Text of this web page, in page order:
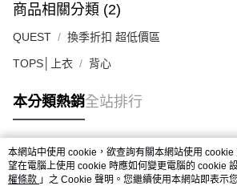
商品相關分類 (2)
QUEST 換季折扣 超低價區
TOPS│上衣 背心
本分類熱銷全站排行
熱門標籤
本網站中使用 cookie，欲查詢有關本網站使用
望在電腦上使用 cookie 時應如何變更電腦的 cookie
權條款 」之 Cookie 聲明。您繼續使用本網站即表示